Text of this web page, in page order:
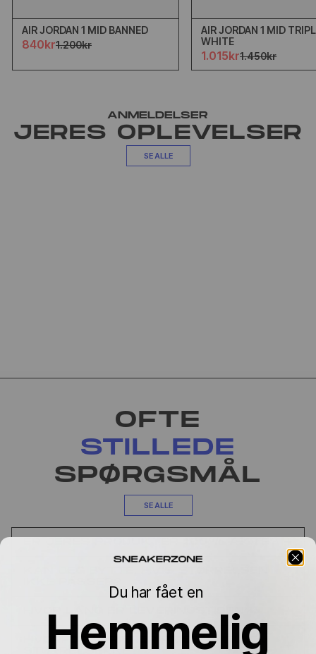
AIR JORDAN 1 MID BANNED
840kr1.200kr
AIR JORDAN 1 MID
WHITE
1.015kr1.450kr
ANMELDELSER
JERES OPLEVELSER
SE ALLE
OFTE
STILLEDE
SPØRGSMÅL
SE ALLE
HVOR LANG ER LEVERINGSTIDEN?
HVORFOR VARIERER PRISEN MELLEM
STØRRELSERNE?
Du har fået en
Hemmelig